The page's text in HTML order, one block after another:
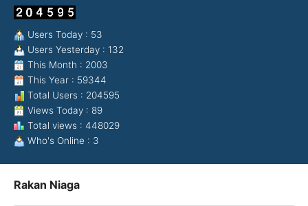
Users Today : 53
Users Yesterday : 132
This Month : 2003
This Year : 59344
Total Users : 204595
Views Today : 89
Total views : 448029
Who's Online : 3
Rakan Niaga